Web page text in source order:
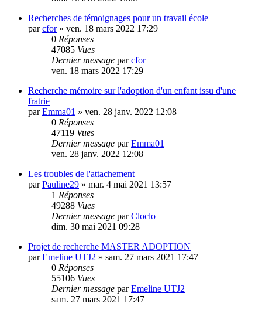
Recherches de témoignages pour un travail école
parcfor» ven. 18 mars 2022 17:29
0 Réponses
47085 Vues
Dernier message parcfor
ven. 18 mars 2022 17:29
Recherche mémoire sur l'adoption d'un enfant issu d'une
fratrie
parEmma01 » ven. 28 janv. 2022 12:08
0 Réponses
47119 Vues
Dernier message parEmma01
ven. 28 janv. 2022 12:08
Les troubles de l'attachement
parPauline29 » mar. 4 mai 2021 13:57
1 Réponses
49288 Vues
Dernier message parCloclo
dim. 30 mai 2021 09:28
Projet de recherche MASTER ADOPTION
parEmeline UTJ2 » sam. 27 mars 2021 17:47
0 Réponses
55106 Vues
Dernier message parEmeline UTJ2
sam. 27 mars 2021 17:47